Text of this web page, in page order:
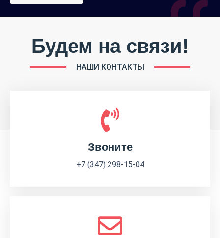
Будем на связи!
НАШИ КОНТАКТЫ
Звоните
+7 (347) 298-15-04